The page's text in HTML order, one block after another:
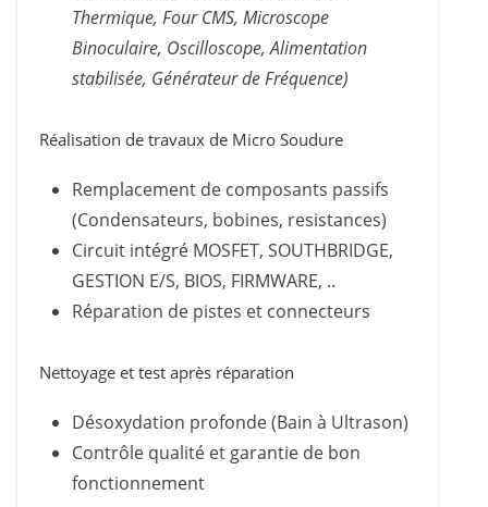
Thermique, Four CMS, Microscope
Binoculaire, Oscilloscope, Alimentation
stabilisée, Générateur de Fréquence)
Réalisation de travaux de Micro Soudure
Remplacement de composants passifs
(Condensateurs, bobines, resistances)
Circuit intégré MOSFET, SOUTHBRIDGE,
GESTION E/S, BIOS, FIRMWARE, ..
Réparation de pistes et connecteurs
Nettoyage et test après réparation
Désoxydation profonde (Bain à Ultrason)
Contrôle qualité et garantie de bon
fonctionnement